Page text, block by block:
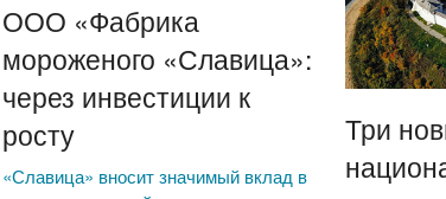
ООО «Фабрика
мороженого «Славица»:
через инвестиции к
росту
«Славица» вносит значимый вклад в
Три